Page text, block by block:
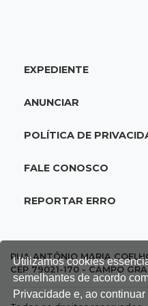
Utilizamos cookies
semelhantes de acordo
Privacidade e, ao
07:30Post Patrocinado
programação
Suspeita de fraude
alerta para ventos de
07:06 Garimpo
EXPEDIENTE
ANUNCIAR
POLÍTICA DE
FALE CONOSCO
REPORTAR ERRO
RUA ANTÔNIO MARIA
CEP 79021-170 - CAMPO